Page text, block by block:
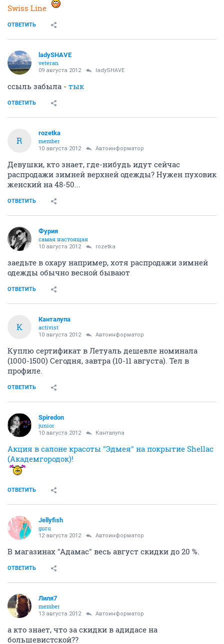
Swiss Line
ОТВЕТИТЬ
ladySHAVE
veteran
09 августа 2012 ladySHAVE
ссыль забыла - тык
ОТВЕТИТЬ
R
rozetka
member
10 августа 2012 Автоинформатор
Девушки, кто знает, где-нибудь идут сейчас
распродажи зимней верхней одежды? Нужен пуховик
женский на 48-50...
ОТВЕТИТЬ
Фурия
самая настоящая
10 августа 2012 rozetka
заедьте в охару например, хотя распродажи зимней
одежды обычно весной бывают
ОТВЕТИТЬ
К
Канталупа
activist
10 августа 2012 Автоинформатор
Куплю сертификат в Летуаль дешевле номинала
(1000-1500) Сегодня, завтра (10-11 августа). Тел в
профиле.
ОТВЕТИТЬ
Spiredon
junior
10 августа 2012 Канталупа
Акция в салоне красоты "Эдмея" на покрытие Shellac
(Академгородок)!
ОТВЕТИТЬ
Jellyfish
guru
12 августа 2012 Автоинформатор
В магазинах "Адамас" весь август скидки до 20 %.
ОТВЕТИТЬ
Лиля7
member
13 августа 2012 Автоинформатор
а кто знает, что за скидки в адидасе на
большевистской??